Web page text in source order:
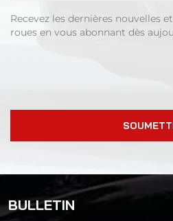
Recevez les dernières nouvelles
roues en vous abonnant dès
BULLETIN